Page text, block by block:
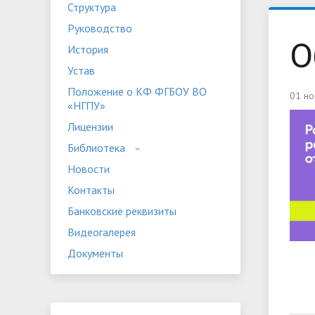
Устав
Банковские реквизиты
Программы дополнительного
образования
Мероприятия
Структура
Руководство
История
Устав
Положение о КФ ФГБОУ ВО
«НГПУ»
Лицензии
Библиотека
Новости
Контакты
Банковские реквизиты
Видеогалерея
Документы
01